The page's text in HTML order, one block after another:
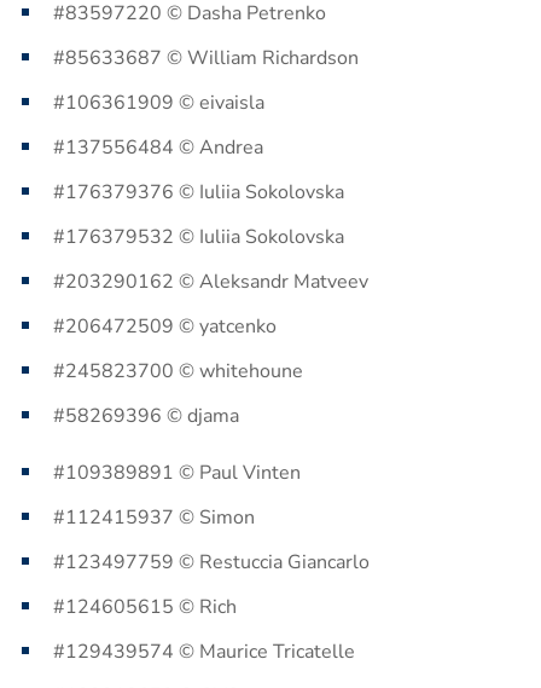
#83597220 © Dasha Petrenko
#85633687 © William Richardson
#106361909 © eivaisla
#137556484 © Andrea
#176379376 © Iuliia Sokolovska
#176379532 © Iuliia Sokolovska
#203290162 © Aleksandr Matveev
#206472509 © yatcenko
#245823700 © whitehoune
#58269396 © djama
#109389891 © Paul Vinten
#112415937 © Simon
#123497759 © Restuccia Giancarlo
#124605615 © Rich
#129439574 © Maurice Tricatelle